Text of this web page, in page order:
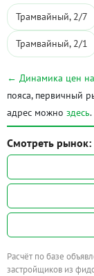
Трамвайный, 2/7
Трамвайный, 2/1
← Динамика цен
пояса, первичный
адрес можно здесь.
Смотреть рынок:
Расчёт по базе
застройщиков из